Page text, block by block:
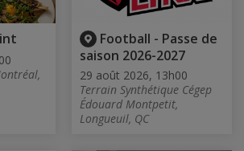
Football - Passe de
saison 2026-2027
29 août 2026, 13h00
Terrain Synthétique Cégep
Édouard Montpetit,
Longueuil, QC